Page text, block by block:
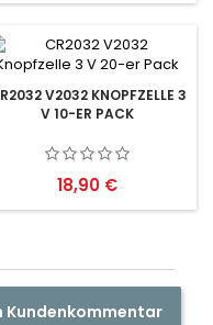
V2032 KNOPFZELLE 3
V 10-ER PACK
Preis
18,90 €
Kundenkommentar